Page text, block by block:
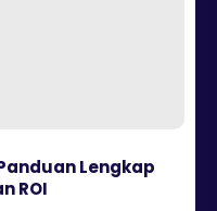
Lengkap
ROI